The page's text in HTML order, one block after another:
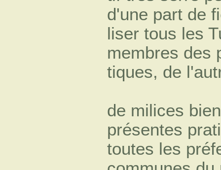
d'une part de
liser tous les
membres des
tiques, de
de milices
présentes
toutes les